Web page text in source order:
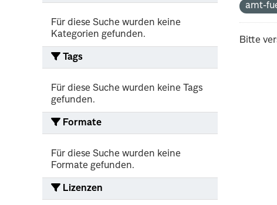
Für diese Suche wurden keine
Kategorien gefunden.
Tags
Für diese Suche wurden keine Tags
gefunden.
Formate
Für diese Suche wurden keine
Formate gefunden.
Lizenzen
amt-
Bitte